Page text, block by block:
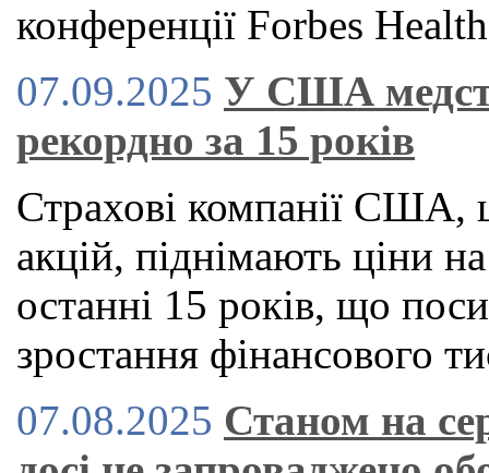
конференції Forbes
07.09.2025 У США
рекордно за 15 років
Страхові компанії США,
акцій, піднімають ціни
останні 15 років, що
зростання фінансового
07.08.2025 Станом на